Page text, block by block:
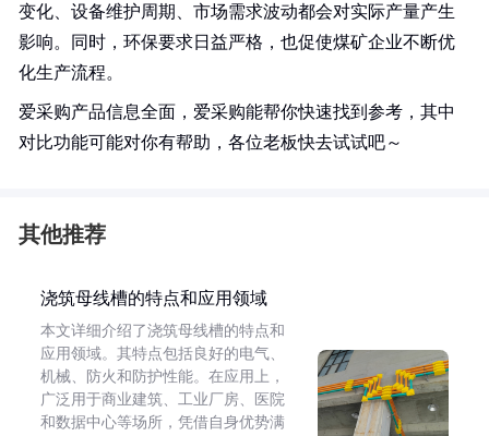
变化、设备维护周期、市场需求波动都会对实际产量产生
影响。同时，环保要求日益严格，也促使煤矿企业不断优
化生产流程。
爱采购产品信息全面，爱采购能帮你快速找到参考，其中
对比功能可能对你有帮助，各位老板快去试试吧～
其他推荐
浇筑母线槽的特点和应用领域
本文详细介绍了浇筑母线槽的特点和
应用领域。其特点包括良好的电气、
机械、防火和防护性能。在应用上，
广泛用于商业建筑、工业厂房、医院
和数据中心等场所，凭借自身优势满